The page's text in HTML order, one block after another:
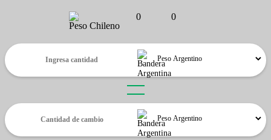
Peso Chileno
0 0